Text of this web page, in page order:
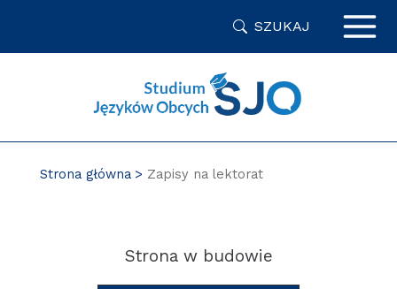
SZUKAJ
Strona główna Zapisy na lektorat
Strona w budowie